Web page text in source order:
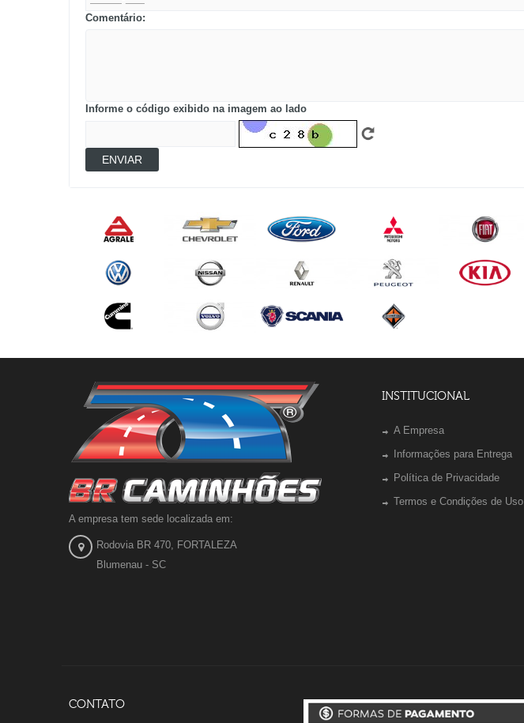
Comentário:
Informe o código exibido na imagem ao lado
ENVIAR
A empresa tem sede localizada em:
Rodovia BR 470, FORTALEZA
Blumenau - SC
INSTITUCIONAL
A Empresa
Informações para Entrega
Política de Privacidade
Termos e Condições de Uso
CONTATO